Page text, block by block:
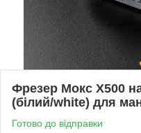
Фрезер Мокс X500
(білий/white) для
Готово до відправки